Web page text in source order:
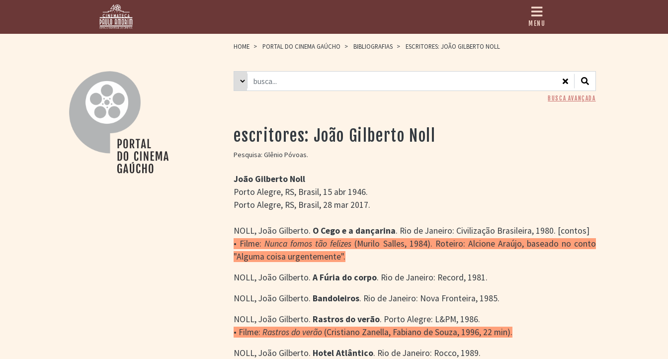
PAULO AMORIM
> HOMENAGEADOS
> ASSOCIAÇÃO DOS
> BIBLIOTECA
ROMEU GRIMALDI
MENU
HOME > PORTAL DO CINEMA GAÚCHO > BIBLIOGRAFIAS > ESCRITORES: JOÃO GILBERTO NOLL
BUSCA AVANÇADA
escritores: João Gilberto Noll
Pesquisa: Glênio Póvoas.
João Gilberto Noll
Porto Alegre, RS, Brasil, 15 abr 1946.
Porto Alegre, RS, Brasil, 28 mar 2017.
NOLL, João Gilberto. O Cego e a dançarina. Rio de Janeiro: Civilização Brasileira, 1980. [contos]
• Filme:Nunca fomos tão felizes (Murilo Salles, 1984). Roteiro: Alcione Araújo, baseado no conto
"Alguma coisa urgentemente".
NOLL, João Gilberto.A Fúria do corpo. Rio de Janeiro: Record, 1981.
NOLL, João Gilberto. Bandoleiros. Rio de Janeiro: Nova Fronteira, 1985.
NOLL, João Gilberto. Rastros do verão. Porto Alegre: L&PM, 1986.
• Filme:Rastros do verão (Cristiano Zanella, Fabiano de Souza, 1996, 22 min).
NOLL, João Gilberto. Hotel Atlântico. Rio de Janeiro: Rocco, 1989.